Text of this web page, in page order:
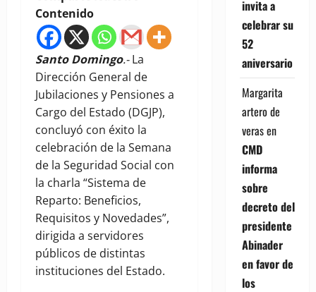
Contenido
Santo Domingo.-La
Dirección General de
Jubilaciones y Pensiones a
Cargo del Estado (DGJP),
concluyó con éxito la
celebración de la Semana
de la Seguridad Social con
la charla “Sistema de
Reparto: Beneficios,
Requisitos y Novedades”,
dirigida a servidores
públicos de distintas
instituciones del Estado.
invita a
celebrar su
52
aniversario
Margarita
artero de
verasen
CMD
informa
sobre
decreto del
presidente
Abinader
en favor de
los